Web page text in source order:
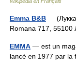
Emma B&B —
Romana 717,
EMMA — est un
lancé en 1977 par la